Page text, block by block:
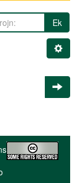
Ek